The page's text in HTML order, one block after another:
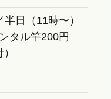
日（11時〜）
タル竿200円